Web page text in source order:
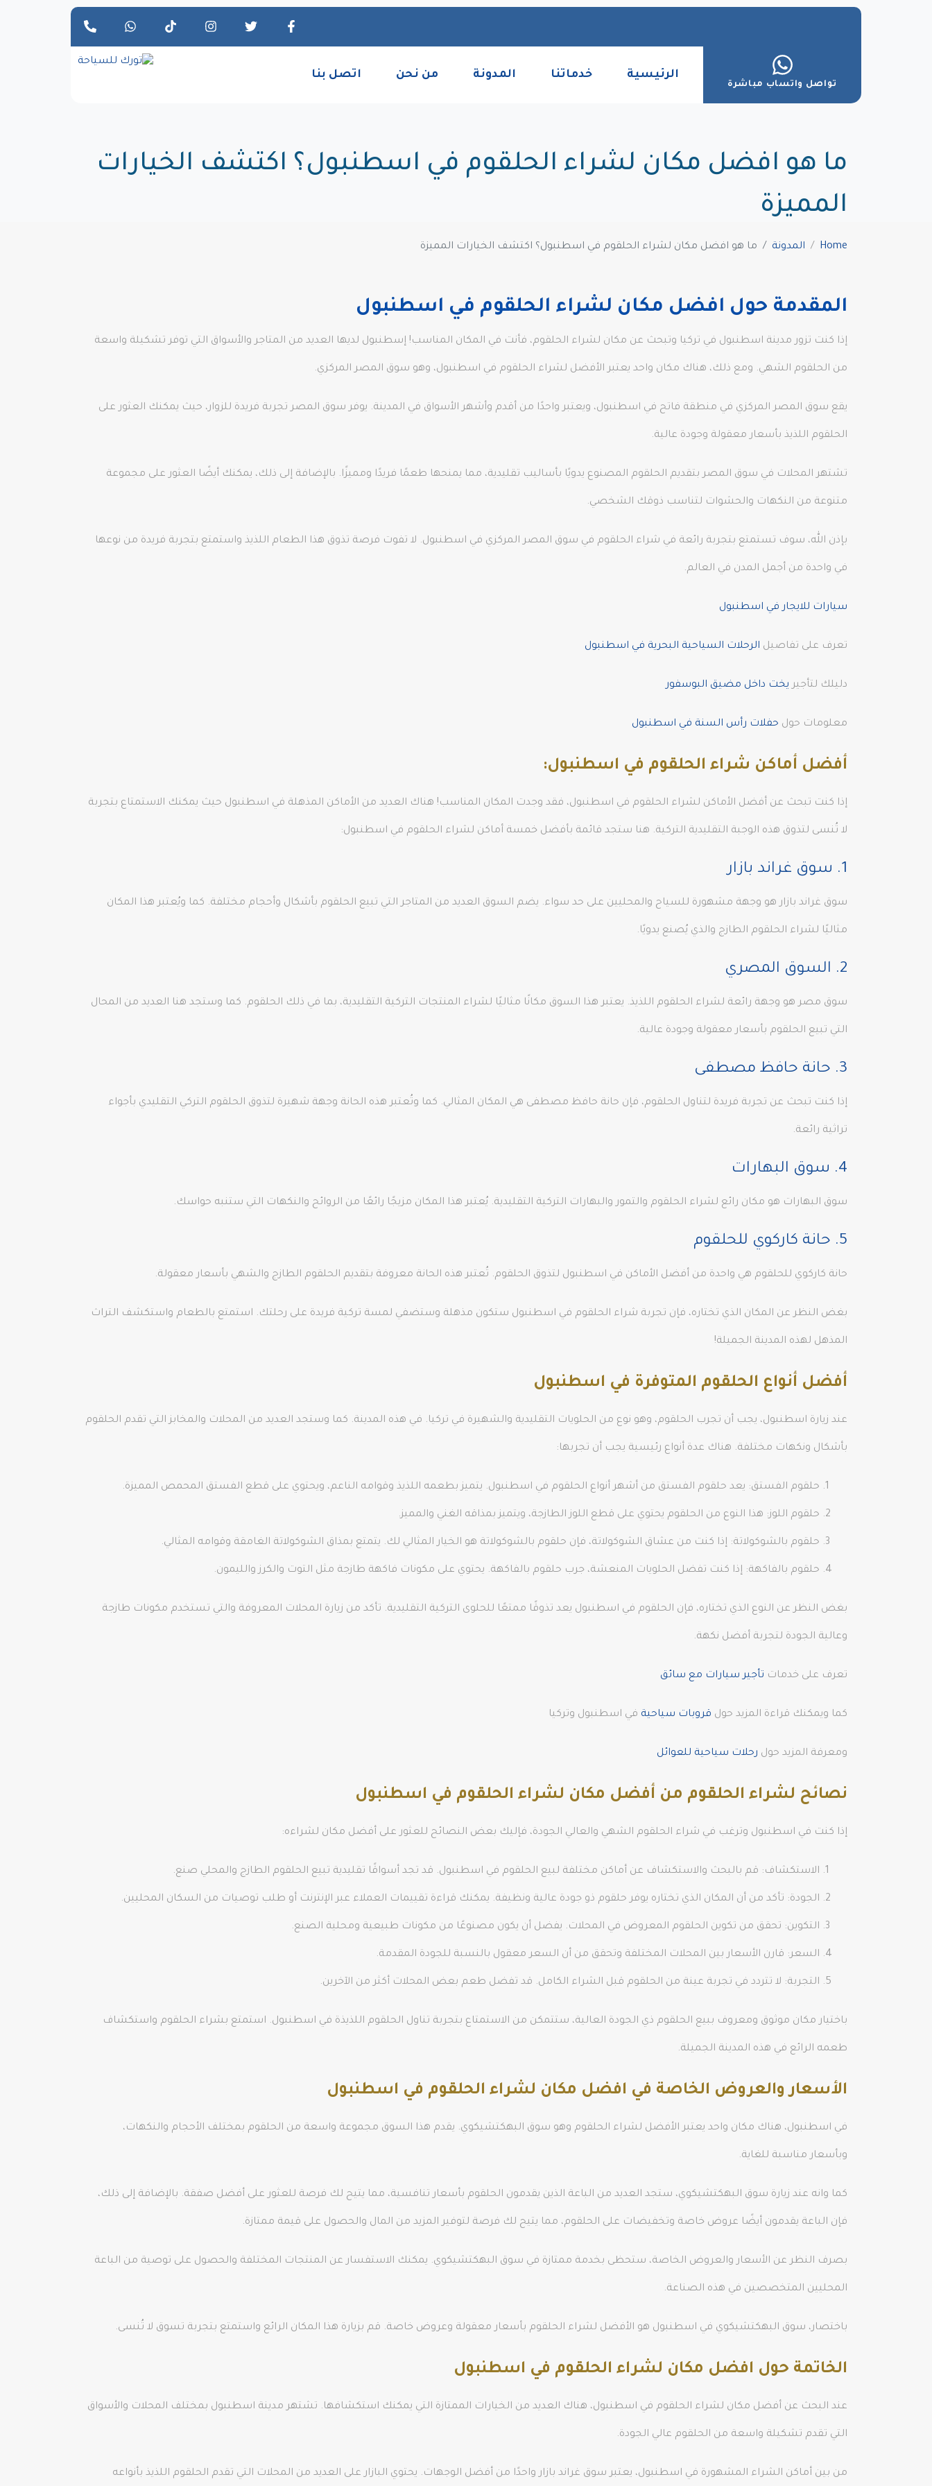
تواصل واتساب مباشرة
الرئيسية خدماتنا المدونة من نحن اتصل بنا
ما هو افضل مكان لشراء الحلقوم في اسطنبول؟ اكتشف الخيارات
المميزة
Home المدونة ما هو افضل مكان لشراء الحلقوم في اسطنبول؟ اكتشف الخيارات المميزة
المقدمة حول افضل مكان لشراء الحلقوم في اسطنبول
إذا كنت تزور مدينة اسطنبول في تركيا وتبحث عن مكان لشراء الحلقوم، فأنت في المكان المناسب! إسطنبول لديها العديد من المتاجر والأسواق التي توفر تشكيلة واسعة
من الحلقوم الشهي. ومع ذلك، هناك مكان واحد يعتبر الأفضل لشراء الحلقوم في اسطنبول، وهو سوق المصر المركزي.
يقع سوق المصر المركزي في منطقة فاتح في اسطنبول، ويعتبر واحدًا من أقدم وأشهر الأسواق في المدينة. يوفر سوق المصر تجربة فريدة للزوار، حيث يمكنك العثور على
الحلقوم اللذيذ بأسعار معقولة وجودة عالية.
تشتهر المحلات في سوق المصر بتقديم الحلقوم المصنوع يدويًا بأساليب تقليدية، مما يمنحها طعمًا فريدًا ومميزًا. بالإضافة إلى ذلك، يمكنك أيضًا العثور على مجموعة
متنوعة من النكهات والحشوات لتناسب ذوقك الشخصي.
بإذن الله، سوف تستمتع بتجربة رائعة في شراء الحلقوم في سوق المصر المركزي في اسطنبول. لا تفوت فرصة تذوق هذا الطعام اللذيذ واستمتع بتجربة فريدة من نوعها
في واحدة من أجمل المدن في العالم.
سيارات للايجار في اسطنبول
تعرف على تفاصيل الرحلات السياحية البحرية في اسطنبول
دليلك لتأجير يخت داخل مضيق البوسفور
معلومات حول حفلات رأس السنة في اسطنبول
أفضل أماكن شراء الحلقوم في اسطنبول:
إذا كنت تبحث عن أفضل الأماكن لشراء الحلقوم في اسطنبول، فقد وجدت المكان المناسب! هناك العديد من الأماكن المذهلة في اسطنبول حيث يمكنك الاستمتاع بتجربة
لا تُنسى لتذوق هذه الوجبة التقليدية التركية. هنا ستجد قائمة بأفضل خمسة أماكن لشراء الحلقوم في اسطنبول:
1. سوق غراند بازار
سوق غراند بازار هو وجهة مشهورة للسياح والمحليين على حد سواء. يضم السوق العديد من المتاجر التي تبيع الحلقوم بأشكال وأحجام مختلفة. كما ويُعتبر هذا المكان
مثاليًا لشراء الحلقوم الطازج والذي يُصنع يدويًا.
2. السوق المصري
سوق مصر هو وجهة رائعة لشراء الحلقوم اللذيذ. يعتبر هذا السوق مكانًا مثاليًا لشراء المنتجات التركية التقليدية، بما في ذلك الحلقوم. كما وستجد هنا العديد من المحال
التي تبيع الحلقوم بأسعار معقولة وجودة عالية.
3. حانة حافظ مصطفى
إذا كنت تبحث عن تجربة فريدة لتناول الحلقوم، فإن حانة حافظ مصطفى هي المكان المثالي. كما وتُعتبر هذه الحانة وجهة شهيرة لتذوق الحلقوم التركي التقليدي بأجواء
تراثية رائعة.
4. سوق البهارات
سوق البهارات هو مكان رائع لشراء الحلقوم والتمور والبهارات التركية التقليدية. يُعتبر هذا المكان مزيجًا رائعًا من الروائح والنكهات التي ستنبه حواسك.
5. حانة كاركوي للحلقوم
حانة كاركوي للحلقوم هي واحدة من أفضل الأماكن في اسطنبول لتذوق الحلقوم. تُعتبر هذه الحانة معروفة بتقديم الحلقوم الطازج والشهي بأسعار معقولة.
بغض النظر عن المكان الذي تختاره، فإن تجربة شراء الحلقوم في اسطنبول ستكون مذهلة وستضفي لمسة تركية فريدة على رحلتك. استمتع بالطعام واستكشف التراث
المذهل لهذه المدينة الجميلة!
أفضل أنواع الحلقوم المتوفرة في اسطنبول
عند زيارة اسطنبول، يجب أن تجرب الحلقوم، وهو نوع من الحلويات التقليدية والشهيرة في تركيا. في هذه المدينة. كما وستجد العديد من المحلات والمخابز التي تقدم الحلقوم
بأشكال ونكهات مختلفة. هناك عدة أنواع رئيسية يجب أن تجربها:
حلقوم الفستق: يعد حلقوم الفستق من أشهر أنواع الحلقوم في اسطنبول. يتميز بطعمه اللذيذ وقوامه الناعم، ويحتوي على قطع الفستق المحمص المميزة.
حلقوم اللوز: هذا النوع من الحلقوم يحتوي على قطع اللوز الطازجة، ويتميز بمذاقه الغني والمميز.
حلقوم بالشوكولاتة: إذا كنت من عشاق الشوكولاتة، فإن حلقوم بالشوكولاتة هو الخيار المثالي لك. يتمتع بمذاق الشوكولاتة الغامقة وقوامه المثالي.
حلقوم بالفاكهة: إذا كنت تفضل الحلويات المنعشة، جرب حلقوم بالفاكهة. يحتوي على مكونات فاكهة طازجة مثل التوت والكرز والليمون.
بغض النظر عن النوع الذي تختاره، فإن الحلقوم في اسطنبول يعد تذوقًا ممتعًا للحلوى التركية التقليدية. تأكد من زيارة المحلات المعروفة والتي تستخدم مكونات طازجة
وعالية الجودة لتجربة أفضل نكهة.
تعرف على خدمات تأجير سيارات مع سائق
كما ويمكنك قراءة المزيد حول قروبات سياحية في اسطنبول وتركيا
ومعرفة المزيد حول رحلات سياحية للعوائل
نصائح لشراء الحلقوم من أفضل مكان لشراء الحلقوم في اسطنبول
إذا كنت في اسطنبول وترغب في شراء الحلقوم الشهي والعالي الجودة، فإليك بعض النصائح للعثور على أفضل مكان لشراءه:
الاستكشاف: قم بالبحث والاستكشاف عن أماكن مختلفة لبيع الحلقوم في اسطنبول. قد تجد أسواقًا تقليدية تبيع الحلقوم الطازج والمحلي صنع.
الجودة: تأكد من أن المكان الذي تختاره يوفر حلقوم ذو جودة عالية ونظيفة. يمكنك قراءة تقييمات العملاء عبر الإنترنت أو طلب توصيات من السكان المحليين.
التكوين: تحقق من تكوين الحلقوم المعروض في المحلات. يفضل أن يكون مصنوعًا من مكونات طبيعية ومحلية الصنع.
السعر: قارن الأسعار بين المحلات المختلفة وتحقق من أن السعر معقول بالنسبة للجودة المقدمة.
التجربة: لا تتردد في تجربة عينة من الحلقوم قبل الشراء الكامل. قد تفضل طعم بعض المحلات أكثر من الآخرين.
باختيار مكان موثوق ومعروف ببيع الحلقوم ذي الجودة العالية، ستتمكن من الاستمتاع بتجربة تناول الحلقوم اللذيذة في اسطنبول. استمتع بشراء الحلقوم واستكشاف
طعمه الرائع في هذه المدينة الجميلة.
الأسعار والعروض الخاصة في افضل مكان لشراء الحلقوم في اسطنبول
في اسطنبول، هناك مكان واحد يعتبر الأفضل لشراء الحلقوم وهو سوق البهكتشيكوي. يقدم هذا السوق مجموعة واسعة من الحلقوم بمختلف الأحجام والنكهات،
وبأسعار مناسبة للغاية.
كما وانه عند زيارة سوق البهكتشيكوي، ستجد العديد من الباعة الذين يقدمون الحلقوم بأسعار تنافسية، مما يتيح لك فرصة للعثور على أفضل صفقة. بالإضافة إلى ذلك،
فإن الباعة يقدمون أيضًا عروض خاصة وتخفيضات على الحلقوم، مما يتيح لك فرصة لتوفير المزيد من المال والحصول على قيمة ممتازة.
بصرف النظر عن الأسعار والعروض الخاصة، ستحظى بخدمة ممتازة في سوق البهكتشيكوي. يمكنك الاستفسار عن المنتجات المختلفة والحصول على توصية من الباعة
المحليين المتخصصين في هذه الصناعة.
باختصار، سوق البهكتشيكوي في اسطنبول هو الأفضل لشراء الحلقوم بأسعار معقولة وعروض خاصة. قم بزيارة هذا المكان الرائع واستمتع بتجربة تسوق لا تُنسى.
الخاتمة حول افضل مكان لشراء الحلقوم في اسطنبول
عند البحث عن أفضل مكان لشراء الحلقوم في اسطنبول، هناك العديد من الخيارات الممتازة التي يمكنك استكشافها. تشتهر مدينة اسطنبول بمختلف المحلات والأسواق
التي تقدم تشكيلة واسعة من الحلقوم عالي الجودة.
من بين أماكن الشراء المشهورة في اسطنبول، يعتبر سوق غراند بازار واحدًا من أفضل الوجهات. يحتوي البازار على العديد من المحلات التي تقدم الحلقوم اللذيذ بأنواعه